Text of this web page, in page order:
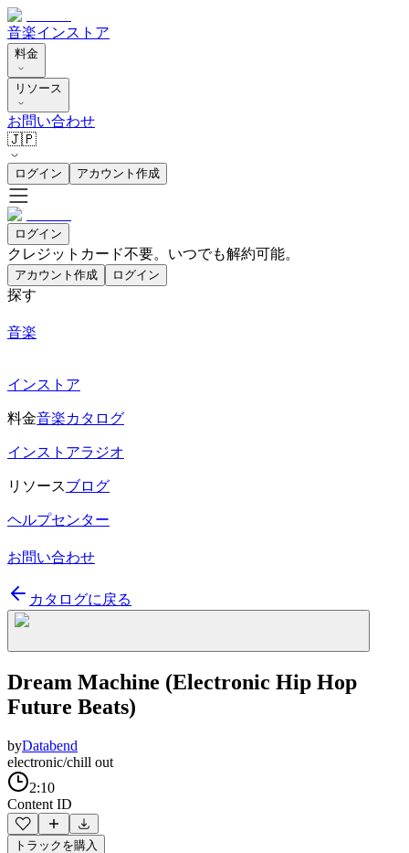
音楽インストア
料金
リソース
お問い合わせ
🇯🇵
ログイン アカウント作成
ログイン
クレジットカード不要。いつでも解約可能。
アカウント作成 ログイン
探す
音楽
インストア
料金音楽カタログ
インストアラジオ
リソースブログ
ヘルプセンター
お問い合わせ
カタログに戻る
Dream Machine (Electronic Hip Hop
Future Beats)
byDatabend
electronic/chill out
2:10
Content ID
トラックを購入